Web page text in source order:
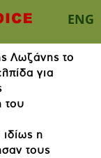
ENG
Λωζάνης το
για
του
η
τους